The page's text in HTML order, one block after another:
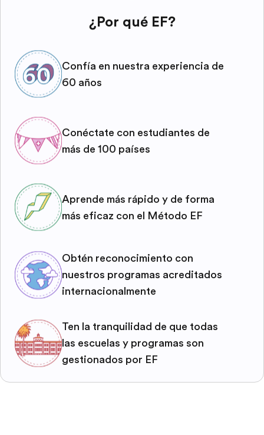
¿Por qué EF?
Confía en nuestra experiencia de
60 años
Conéctate con estudiantes de
más de 100 países
Aprende más rápido y de forma
más eficaz con el Método EF
Obtén reconocimiento con
nuestros programas acreditados
internacionalmente
Ten la tranquilidad de que todas
las escuelas y programas son
gestionados por EF